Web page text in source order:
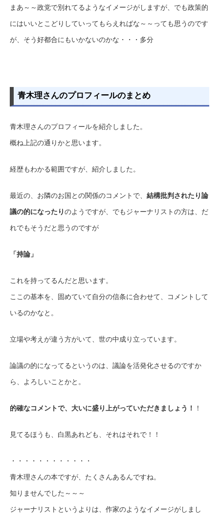
まあ～～政党で別れてるようなイメージがしますが、でも政策的
にはいいとこどりしていってもらえればな～～っても思うのです
が、そう好都合にもいかないのかな・・・多分
青木理さんのプロフィールのまとめ
青木理さんのプロフィールを紹介しました。
概ね上記の通りかと思います。
経歴もわかる範囲ですが、紹介しました。
最近の、お隣のお国との関係のコメントで、 結構批判されたり論
議の的になったりのようですが、でもジャーナリストの方は、だ
れでもそうだと思うのですが
「持論」
これを持ってるんだと思います。
ここの基本を、固めていて自分の信条に合わせて、コメントして
いるのかなと。
立場や考えが違う方がいて、世の中成り立っています。
論議の的になってるというのは、議論を活発化させるのですか
ら、よろしいことかと。
的確なコメントで、大いに盛り上がっていただきましょう！ ！
見てるほうも、白黒あれども、それはそれで！！
・・・・・・・・・・・・
青木理さんの本ですが、たくさんあるんですね。
知りませんでした～～～
ジャーナリストというよりは、作家のようなイメージがしまし